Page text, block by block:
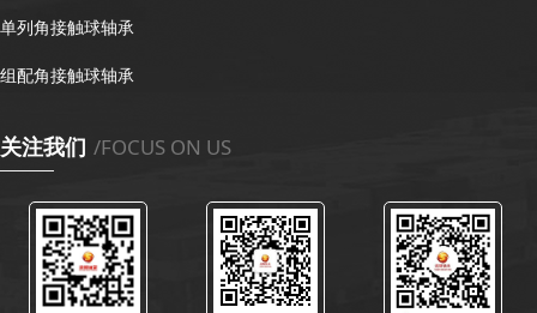
单列角接触球轴承
组配角接触球轴承
关注我们 /FOCUS ON US